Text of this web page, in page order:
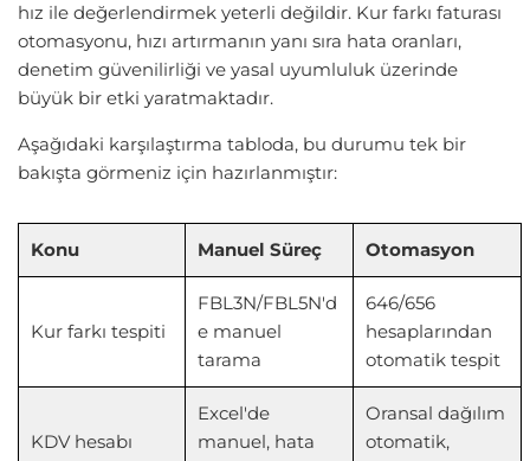
hız ile değerlendirmek yeterli değildir. Kur farkı faturası
otomasyonu, hızı artırmanın yanı sıra hata oranları,
denetim güvenilirliği ve yasal uyumluluk üzerinde
büyük bir etki yaratmaktadır.
Aşağıdaki karşılaştırma tabloda, bu durumu tek bir
bakışta görmeniz için hazırlanmıştır:
Konu Manuel Süreç Otomasyon
Kur farkı tespiti
FBL3N/FBL5N'd
e manuel
tarama
646/656
hesaplarından
otomatik tespit
KDV hesabı
Excel'de
manuel, hata
Oransal dağılım
otomatik,